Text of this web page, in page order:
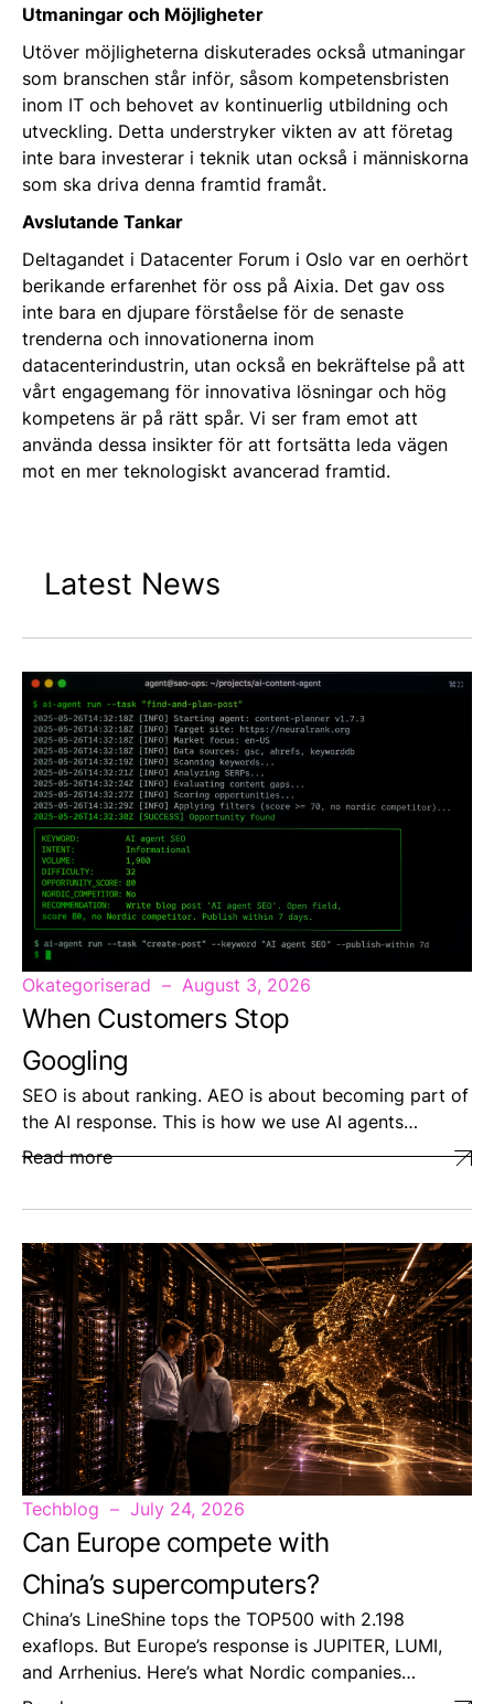
Utmaningar och Möjligheter
Utöver möjligheterna diskuterades också utmaningar
som branschen står inför, såsom kompetensbristen
inom IT och behovet av kontinuerlig utbildning och
utveckling. Detta understryker vikten av att företag
inte bara investerar i teknik utan också i människorna
som ska driva denna framtid framåt.
Avslutande Tankar
Deltagandet i Datacenter Forum i Oslo var en oerhört
berikande erfarenhet för oss på Aixia. Det gav oss
inte bara en djupare förståelse för de senaste
trenderna och innovationerna inom
datacenterindustrin, utan också en bekräftelse på att
vårt engagemang för innovativa lösningar och hög
kompetens är på rätt spår. Vi ser fram emot att
använda dessa insikter för att fortsätta leda vägen
mot en mer teknologiskt avancerad framtid.
Latest News
Okategoriserad August 3, 2026
When Customers Stop
Googling
SEO is about ranking. AEO is about becoming part of
the AI response. This is how we use AI agents…
Read more
Techblog July 24, 2026
Can Europe compete with
China’s supercomputers?
China’s LineShine tops the TOP500 with 2.198
exaflops. But Europe’s response is JUPITER, LUMI,
and Arrhenius. Here’s what Nordic companies…